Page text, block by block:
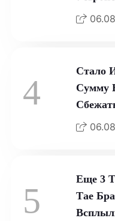
4
Стало
Сумму
5
Еще 3
Тае